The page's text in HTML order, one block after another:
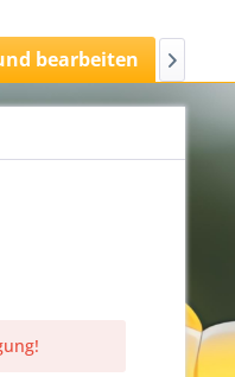
bearbeiten Wachs
